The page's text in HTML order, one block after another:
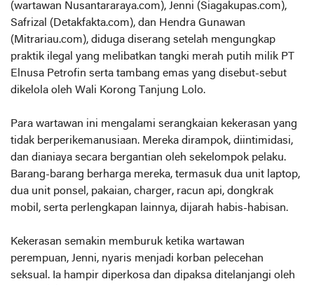
(wartawan Nusantararaya.com), Jenni (Siagakupas.com),
Safrizal (Detakfakta.com), dan Hendra Gunawan
(Mitrariau.com), diduga diserang setelah mengungkap
praktik ilegal yang melibatkan tangki merah putih milik PT
Elnusa Petrofin serta tambang emas yang disebut-sebut
dikelola oleh Wali Korong Tanjung Lolo.
Para wartawan ini mengalami serangkaian kekerasan yang
tidak berperikemanusiaan. Mereka dirampok, diintimidasi,
dan dianiaya secara bergantian oleh sekelompok pelaku.
Barang-barang berharga mereka, termasuk dua unit laptop,
dua unit ponsel, pakaian, charger, racun api, dongkrak
mobil, serta perlengkapan lainnya, dijarah habis-habisan.
Kekerasan semakin memburuk ketika wartawan
perempuan, Jenni, nyaris menjadi korban pelecehan
seksual. Ia hampir diperkosa dan dipaksa ditelanjangi oleh